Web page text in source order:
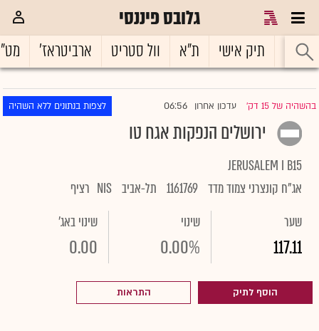
גלובס פיננסי
ראשי תיק אישי ת"א וול סטריט ארביטראז'
בהשהיה של 15 דק' |עדכון אחרון 06:56 לצפות בנתונים ללא השהיה
ירושלים הנפקות אגח טו
JERUSALEM I B15
אג"ח קונצרני צמוד מדד 1161769 תל-אביב NIS רציף
שער
117.11
שינוי
0.00%
שינוי באג'
0.00
הוסף לתיק התראות